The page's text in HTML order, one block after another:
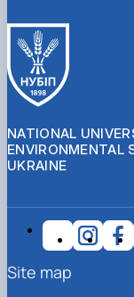
NATIONAL
ENVIRONMENTAL
UKRAINE
Site map